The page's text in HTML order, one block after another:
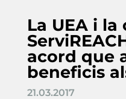
La UEA i
acord que
beneficis
21.03.2017